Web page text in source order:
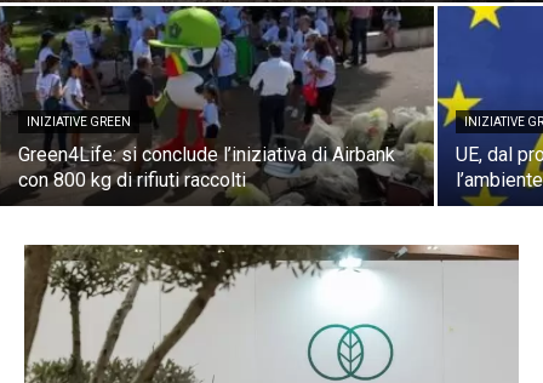
INIZIATIVE GREEN
Green4Life: si conclude l’iniziativa di Airbank
con 800 kg di rifiuti raccolti
INIZIATIVE
UE, dal